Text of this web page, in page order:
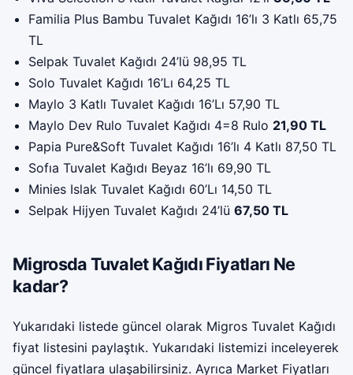
Familia Plus Bambu Tuvalet Kağıdı 16’lı 3 Katlı 65,75
TL
Selpak Tuvalet Kağıdı 24’lü 98,95 TL
Solo Tuvalet Kağıdı 16’Lı 64,25 TL
Maylo 3 Katlı Tuvalet Kağıdı 16’Lı 57,90 TL
Maylo Dev Rulo Tuvalet Kağıdı 4=8 Rulo 21,90 TL
Papia Pure&Soft Tuvalet Kağıdı 16’lı 4 Katlı 87,50 TL
Sofıa Tuvalet Kağıdı Beyaz 16’lı 69,90 TL
Minies Islak Tuvalet Kağıdı 60’Lı 14,50 TL
Selpak Hijyen Tuvalet Kağıdı 24’lü 67,50 TL
Migrosda Tuvalet Kağıdı Fiyatları Ne
kadar?
Yukarıdaki listede güncel olarak Migros Tuvalet Kağıdı
fiyat listesini paylaştık. Yukarıdaki listemizi inceleyerek
güncel fiyatlara ulaşabilirsiniz. Ayrıca Market Fiyatları